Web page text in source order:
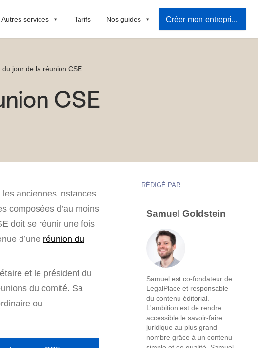
Autres services Tarifs Nos guides Créer mon entreprise
du jour de la réunion CSE
CSE
les anciennes instances
composées d’au moins
doit se réunir une fois
d’une réunion du
et le président du
du comité. Sa
ou
RÉDIGÉ PAR
Samuel Goldstein
Samuel est co-fondateur de
LegalPlace et responsable
du contenu éditorial.
L'ambition est de rendre
accessible le savoir-faire
juridique au plus grand
nombre grâce à un contenu